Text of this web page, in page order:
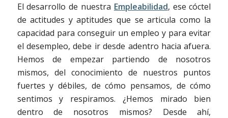
El desarrollo de nuestra Empleabilidad, ese cóctel
de actitudes y aptitudes que se articula como la
capacidad para conseguir un empleo y para evitar
el desempleo, debe ir desde adentro hacia afuera.
Hemos de empezar partiendo de nosotros
mismos, del conocimiento de nuestros puntos
fuertes y débiles, de cómo pensamos, de cómo
sentimos y respiramos. ¿Hemos mirado bien
dentro de nosotros mismos? Desde ahí,